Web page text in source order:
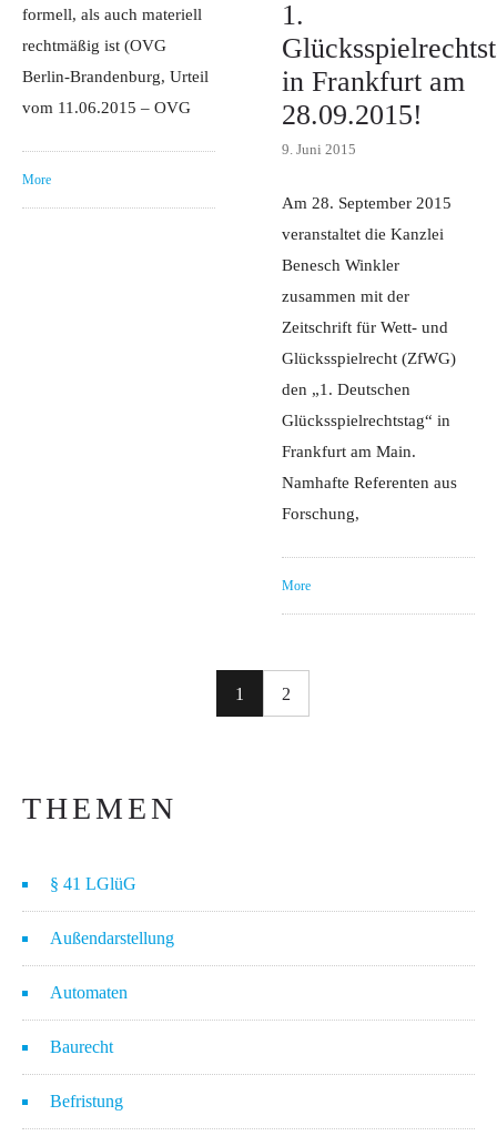
formell, als auch materiell
rechtmäßig ist (OVG
Berlin-Brandenburg, Urteil
vom 11.06.2015 – OVG
More
1.
in Frankfurt am
28.09.2015!
9. Juni 2015
Am 28. September 2015
veranstaltet die Kanzlei
Benesch Winkler
zusammen mit der
Zeitschrift für Wett- und
Glücksspielrecht (ZfWG)
den „1. Deutschen
Glücksspielrechtstag“ in
Frankfurt am Main.
Namhafte Referenten aus
Forschung,
More
1 2
THEMEN
§ 41 LGlüG
Außendarstellung
Automaten
Baurecht
Befristung